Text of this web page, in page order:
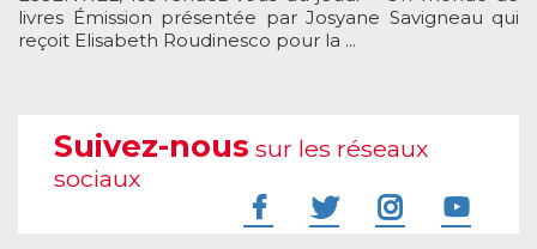
livres Émission présentée par Josyane Savigneau qui
reçoit Elisabeth Roudinesco pour la ...
Suivez-nous sur les réseaux
sociaux